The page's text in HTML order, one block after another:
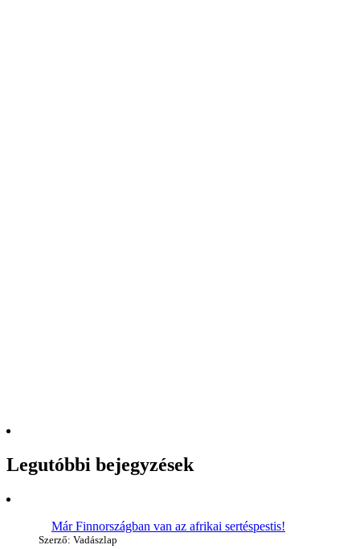
Legutóbbi bejegyzések
Már Finnországban van az afrikai sertéspestis!
Szerző: Vadászlap